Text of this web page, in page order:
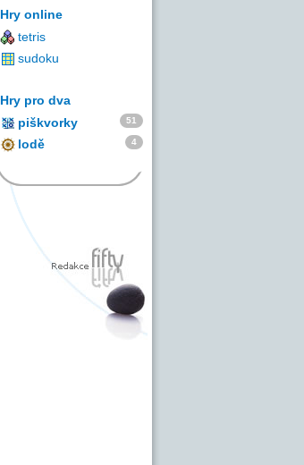
Hry online
tetris
sudoku
Hry pro dva
piškvorky
51
lodě 4